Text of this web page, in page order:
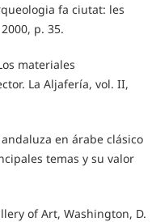
fa ciutat: les
p. 35.
materiales
La Aljafería, vol. II,
andaluza en árabe clásico
temas y su valor
of Art, Washington, D.